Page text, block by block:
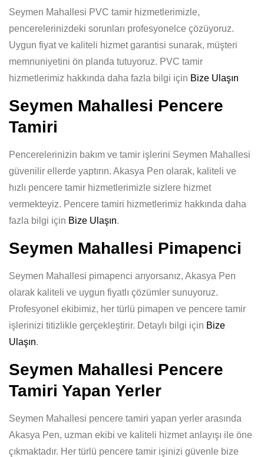
Seymen Mahallesi PVC tamir hizmetlerimizle,
pencerelerinizdeki sorunları profesyonelce çözüyoruz.
Uygun fiyat ve kaliteli hizmet garantisi sunarak, müşteri
memnuniyetini ön planda tutuyoruz. PVC tamir
hizmetlerimiz hakkında daha fazla bilgi için Bize Ulaşın
Seymen Mahallesi Pencere
Tamiri
Pencerelerinizin bakım ve tamir işlerini Seymen Mahallesi
güvenilir ellerde yaptırın. Akasya Pen olarak, kaliteli ve
hızlı pencere tamir hizmetlerimizle sizlere hizmet
vermekteyiz. Pencere tamiri hizmetlerimiz hakkında daha
fazla bilgi için Bize Ulaşın.
Seymen Mahallesi Pimapenci
Seymen Mahallesi pimapenci arıyorsanız, Akasya Pen
olarak kaliteli ve uygun fiyatlı çözümler sunuyoruz.
Profesyonel ekibimiz, her türlü pimapen ve pencere tamir
işlerinizi titizlikle gerçekleştirir. Detaylı bilgi için Bize
Ulaşın.
Seymen Mahallesi Pencere
Tamiri Yapan Yerler
Seymen Mahallesi pencere tamiri yapan yerler arasında
Akasya Pen, uzman ekibi ve kaliteli hizmet anlayışı ile öne
çıkmaktadır. Her türlü pencere tamir işinizi güvenle bize